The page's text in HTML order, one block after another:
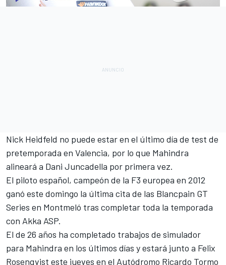
Nick Heidfeld no puede estar en el último día de test de
pretemporada en Valencia, por lo que Mahindra
alineará a Dani Juncadella por primera vez.
El piloto español, campeón de la F3 europea en 2012
ganó este domingo la última cita de las Blancpain GT
Series en Montmeló tras completar toda la temporada
con Akka ASP.
El de 26 años ha completado trabajos de simulador
para Mahindra en los últimos días y estará junto a Felix
Rosenqvist este jueves en el Autódromo Ricardo Tormo